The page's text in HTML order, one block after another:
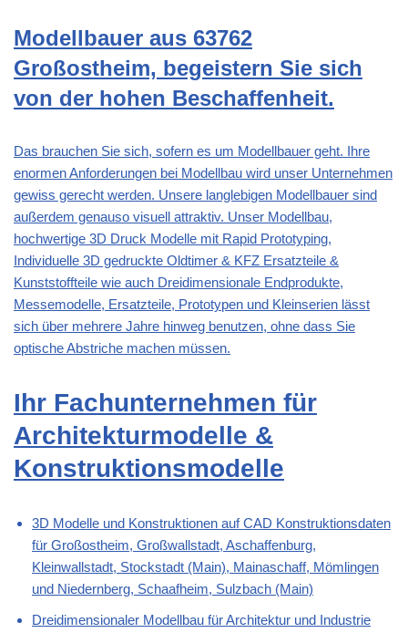
Modellbauer aus 63762
Großostheim, begeistern Sie sich
von der hohen Beschaffenheit.
Das brauchen Sie sich, sofern es um Modellbauer geht. Ihre
enormen Anforderungen bei Modellbau wird unser Unternehmen
gewiss gerecht werden. Unsere langlebigen Modellbauer sind
außerdem genauso visuell attraktiv. Unser Modellbau,
hochwertige 3D Druck Modelle mit Rapid Prototyping,
Individuelle 3D gedruckte Oldtimer & KFZ Ersatzteile &
Kunststoffteile wie auch Dreidimensionale Endprodukte,
Messemodelle, Ersatzteile, Prototypen und Kleinserien lässt
sich über mehrere Jahre hinweg benutzen, ohne dass Sie
optische Abstriche machen müssen.
Ihr Fachunternehmen für
Architekturmodelle &
Konstruktionsmodelle
3D Modelle und Konstruktionen auf CAD Konstruktionsdaten
für Großostheim, Großwallstadt, Aschaffenburg,
Kleinwallstadt, Stockstadt (Main), Mainaschaff, Mömlingen
und Niedernberg, Schaafheim, Sulzbach (Main)
Dreidimensionaler Modellbau für Architektur und Industrie